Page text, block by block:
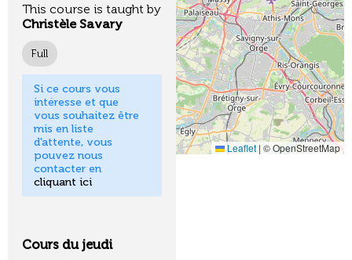
This course is taught by
Christèle Savary
Full
Si ce cours vous
intéresse et que
vous souhaitez être
mis en liste
d'attente, vous
pouvez nous
contacter en
cliquant ici
Cours du jeudi
Leaflet | © OpenStreetMap